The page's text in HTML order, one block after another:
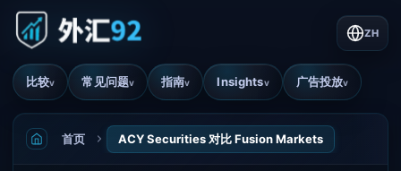
比较v 常见问题v 指南v Insightsv 广告投放v
ZH
首页 ACY Securities 对比 Fusion Markets